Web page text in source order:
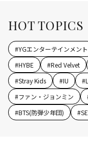
HOT TOPICS
#YGエンターテインメント
#HYBE #Red Velvet
#Stray Kids #IU #
#ファン・ジョンミン
#BTS(防弾少年団) #